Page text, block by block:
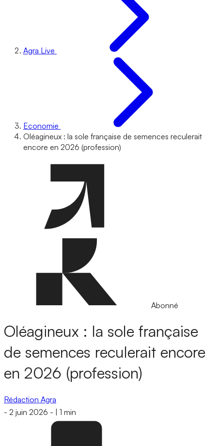
Agra Live
Economie
Oléagineux : la sole française de semences reculerait
encore en 2026 (profession)
Abonné
Oléagineux : la sole française
de semences reculerait encore
en 2026 (profession)
Rédaction Agra
- 2 juin 2026 - 1 min